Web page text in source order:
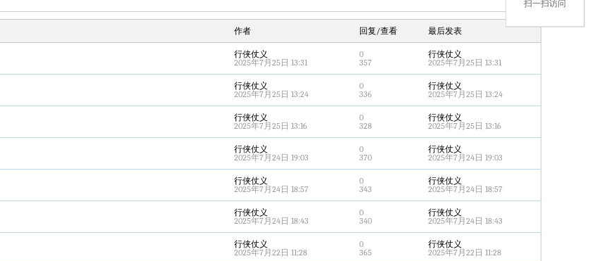
作者 回复/查看 最后发表
行侠仗义
2025年7月25日 13:31
0
357
行侠仗义
2025年7月25日 13:31
行侠仗义
2025年7月25日 13:24
0
336
行侠仗义
2025年7月25日 13:24
行侠仗义
2025年7月25日 13:16
0
328
行侠仗义
2025年7月25日 13:16
行侠仗义
2025年7月24日 19:03
0
370
行侠仗义
2025年7月24日 19:03
行侠仗义
2025年7月24日 18:57
0
343
行侠仗义
2025年7月24日 18:57
行侠仗义
2025年7月24日 18:43
0
340
行侠仗义
2025年7月24日 18:43
行侠仗义
2025年7月22日 11:28
0
365
行侠仗义
2025年7月22日 11:28
扫一扫访问